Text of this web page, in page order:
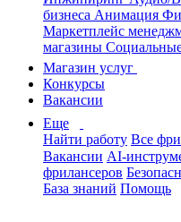
бизнеса Анимация
Маркетплейс
магазины
Магазин услуг
Конкурсы
Вакансии
Еще
Найти работу Все
Вакансии AI-
фрилансеров
База знаний Помощь